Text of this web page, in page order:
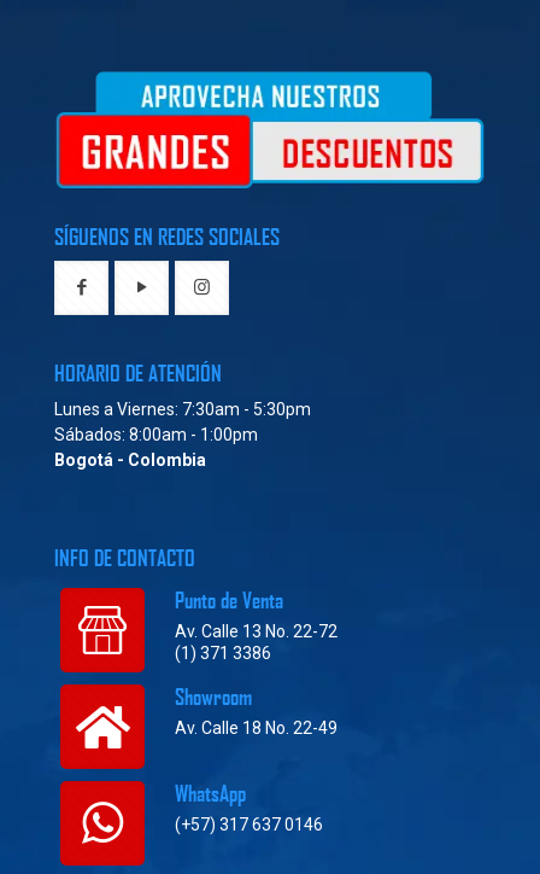
SÍGUENOS EN REDES SOCIALES
HORARIO DE ATENCIÓN
Lunes a Viernes: 7:30am - 5:30pm
Sábados: 8:00am - 1:00pm
Bogotá - Colombia
INFO DE CONTACTO
Punto de Venta
Av. Calle 13 No. 22-72
(1) 371 3386
Showroom
Av. Calle 18 No. 22-49
WhatsApp
(+57) 317 637 0146